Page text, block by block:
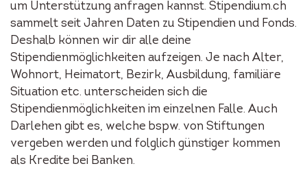
um Unterstützung anfragen kannst. Stipendium.ch
sammelt seit Jahren Daten zu Stipendien und Fonds.
Deshalb können wir dir alle deine
Stipendienmöglichkeiten aufzeigen. Je nach Alter,
Wohnort, Heimatort, Bezirk, Ausbildung, familiäre
Situation etc. unterscheiden sich die
Stipendienmöglichkeiten im einzelnen Falle. Auch
Darlehen gibt es, welche bspw. von Stiftungen
vergeben werden und folglich günstiger kommen
als Kredite bei Banken.